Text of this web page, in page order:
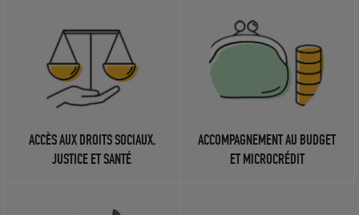
ACCÈS AUX DROITS SOCIAUX,
JUSTICE ET SANTÉ
ACCOMPAGNEMENT AU BUDGET
ET MICROCRÉDIT